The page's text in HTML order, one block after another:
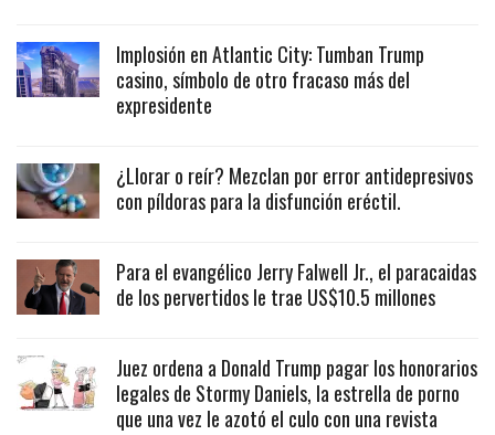
Implosión en Atlantic City: Tumban Trump
casino, símbolo de otro fracaso más del
expresidente
¿Llorar o reír? Mezclan por error antidepresivos
con píldoras para la disfunción eréctil.
Para el evangélico Jerry Falwell Jr., el paracaidas
de los pervertidos le trae US$10.5 millones
Juez ordena a Donald Trump pagar los honorarios
legales de Stormy Daniels, la estrella de porno
que una vez le azotó el culo con una revista